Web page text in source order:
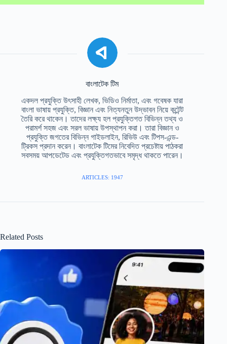
বাংলাটেক টিম
একদল প্রযুক্তি উৎসাহী লেখক, ভিডিও নির্মাতা, এবং গবেষক যারা
বাংলা ভাষায় প্রযুক্তি, বিজ্ঞান এবং নিত্যনতুন উদ্ভাবন নিয়ে কন্টেন্ট
তৈরি করে থাকেন। তাদের লক্ষ্য হল প্রযুক্তিগত বিভিন্ন তথ্য ও
পরামর্শ সহজ এবং সরল ভাষায় উপস্থাপন করা। তারা বিজ্ঞান ও
প্রযুক্তি জগতের বিভিন্ন গাইডলাইন, রিভিউ এবং টিপস-এন্ড-
ট্রিকস প্রদান করেন। বাংলাটেক টিমের নিবেদিত প্রচেষ্টায় পাঠকরা
সবসময় আপডেটেড এবং প্রযুক্তিগতভাবে সমৃদ্ধ থাকতে পারেন।
ARTICLES: 1947
Related Posts